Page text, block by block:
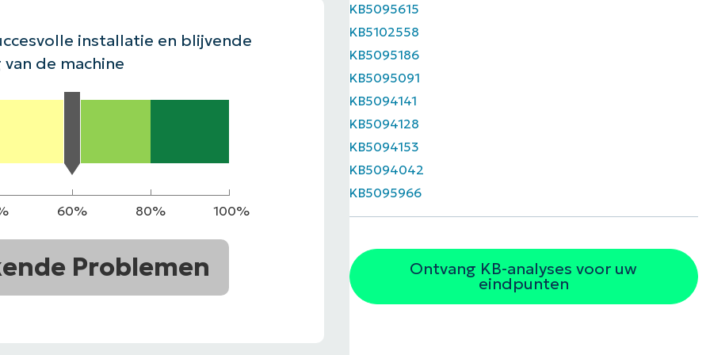
PRODUCT ROADMAP PLATFORM
installatie en blijvende
de machine
60% 80% 100%
Problemen
KB5095615
KB5102558
KB5095186
KB5095091
KB5094141
KB5094128
KB5094153
KB5094042
KB5095966
Ontvang KB-analyses voor uw
eindpunten